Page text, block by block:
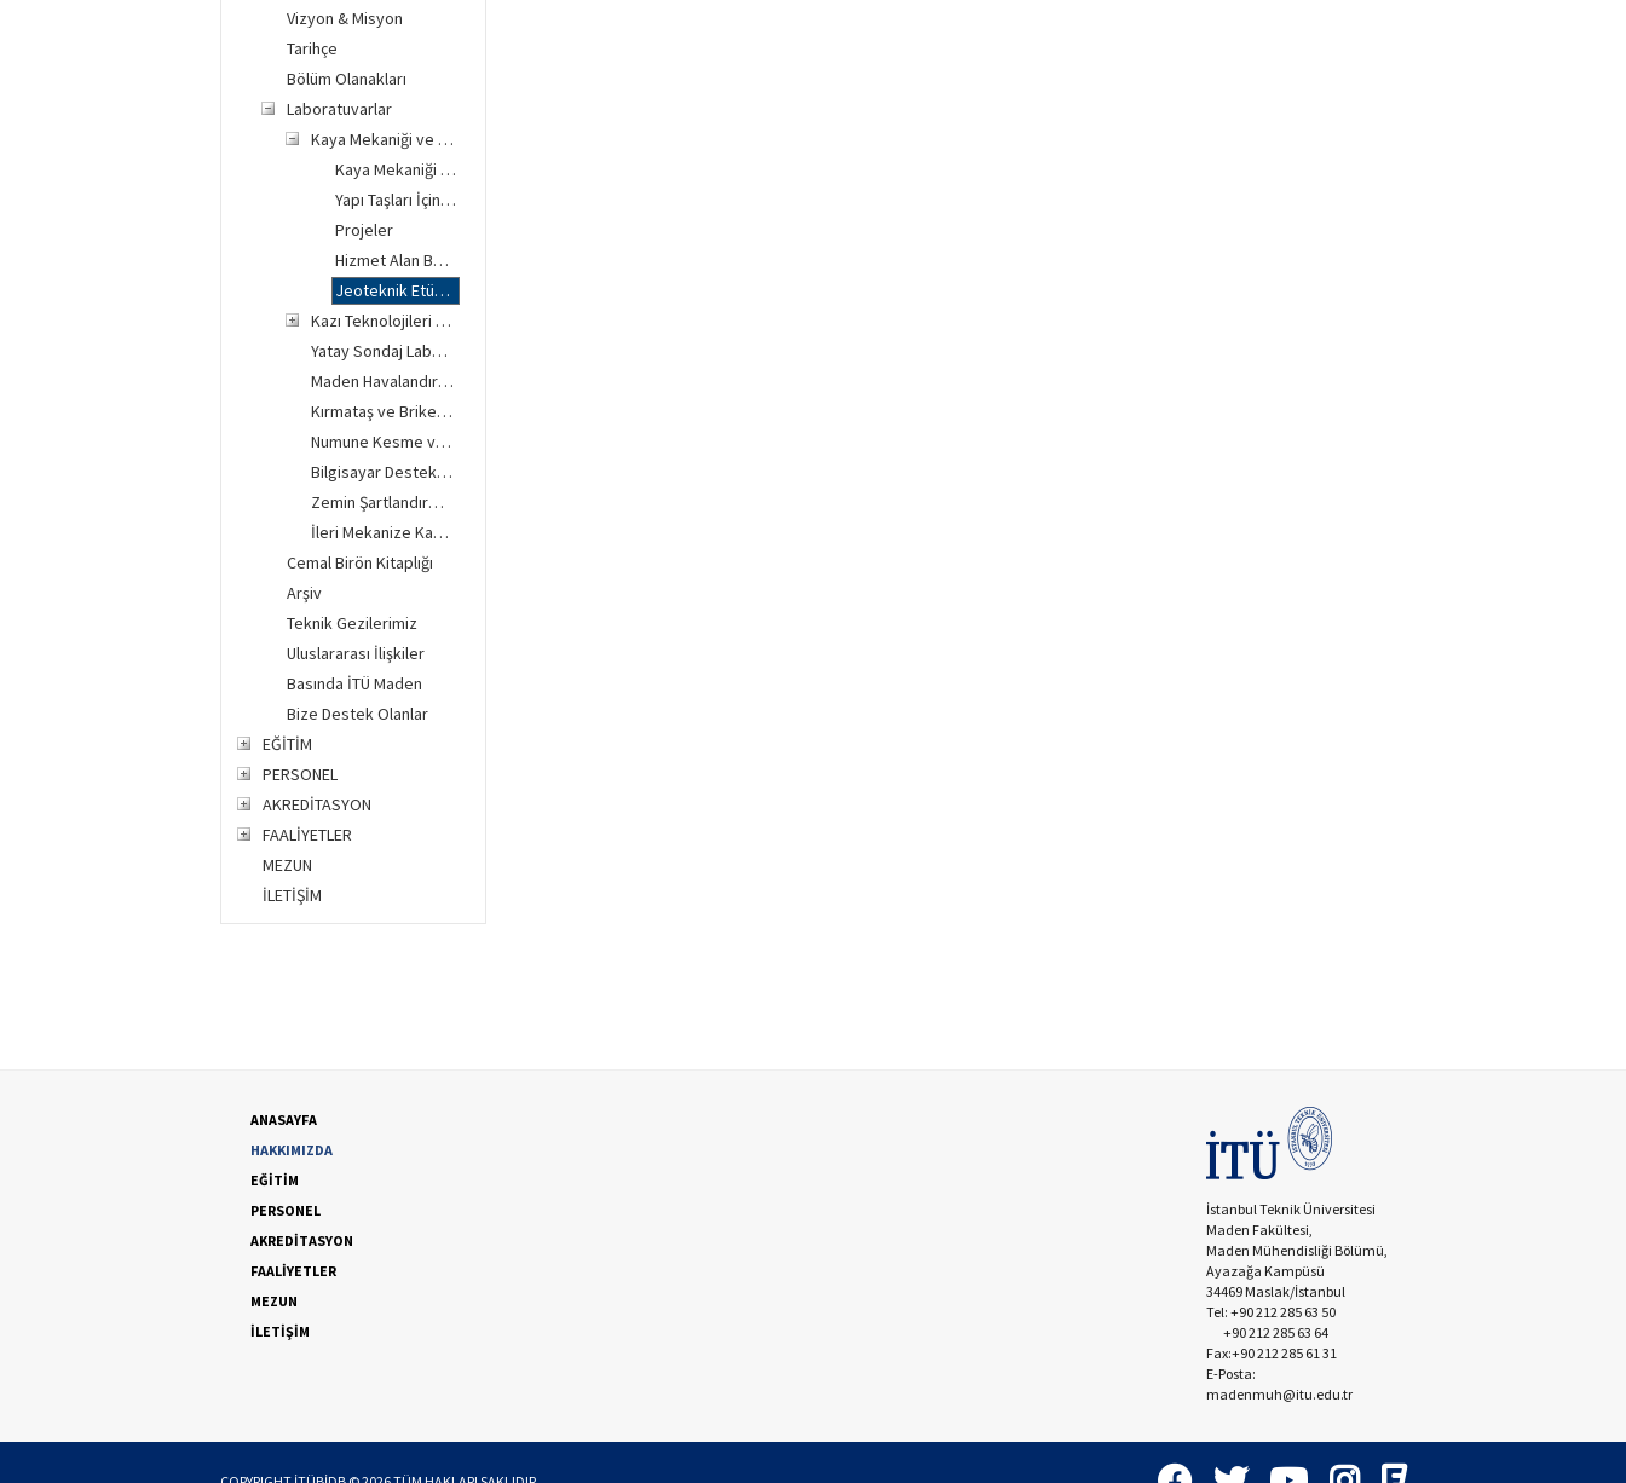
Vizyon & Misyon
Tarihçe
Bölüm Olanakları
Laboratuvarlar
Kaya Mekaniği ve Doğaltaş Laboratuvarı
Kaya Mekaniği Deneyleri
Yapı Taşları İçin Yapılan Deneyler
Projeler
Hizmet Alan Bazı Kuruluşlar
Jeoteknik Etüdler
Kazı Teknolojileri ve Maden Makineleri Laboratuvarı
Yatay Sondaj Laboratuvarı
Maden Havalandırması ve İş Güvenliği Laboratuvarı
Kırmataş ve Briketleme Laboratuvarı
Numune Kesme ve Hazırlama Atölyesi
Bilgisayar Destekli Maden Planlama Laboratuvarı
Zemin Şartlandırma Laboratuvarı
İleri Mekanize Kazı Teknolojileri Laboratuvarı
Cemal Birön Kitaplığı
Arşiv
Teknik Gezilerimiz
Uluslararası İlişkiler
Basında İTÜ Maden
Bize Destek Olanlar
EĞİTİM
PERSONEL
AKREDİTASYON
FAALİYETLER
MEZUN
İLETİŞİM
ANASAYFA
HAKKIMIZDA
EĞİTİM
PERSONEL
AKREDİTASYON
FAALİYETLER
MEZUN
İLETİŞİM
İstanbul Teknik Üniversitesi
Maden Fakültesi,
Maden Mühendisliği Bölümü,
Ayazağa Kampüsü
34469 Maslak/İstanbul
Tel: +90 212 285 63 50
+90 212 285 63 64
Fax:+90 212 285 61 31
E-Posta:
madenmuh@itu.edu.tr